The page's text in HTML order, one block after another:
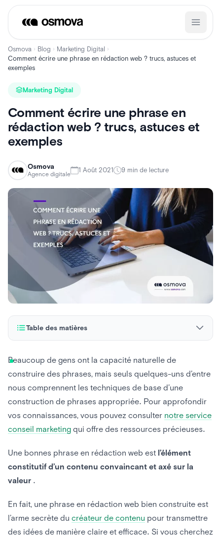
Aller
contenu
Osmova › Blog › Marketing Digital ›
Comment écrire une phrase en rédaction web ? trucs, astuces et
exemples
Marketing Digital
Comment écrire une phrase en
rédaction web ? trucs, astuces et
exemples
Osmova
Agence digitale
1 Août 2021 9 min de lecture
Table des matières
Éléments de construction de la phrase en rédaction web
Qu’est-ce qu’une bonne phrase en rédaction web ?
4 conseils pour rédiger de bonnes phrases en rédaction
web
plus
Beaucoup de gens ont la capacité naturelle de
construire des phrases, mais seuls quelques-uns d’entre
nous comprennent les techniques de base d’une
construction de phrases appropriée. Pour approfondir
vos connaissances, vous pouvez consulter notre service
conseil marketing qui offre des ressources précieuses.
Une bonnes phrase en rédaction web est l’élément
constitutif d’un contenu convaincant et axé sur la
valeur .
En fait, une phrase en rédaction web bien construite est
l’arme secrète du créateur de contenu pour transmettre
des idées de manière claire et efficace. Si vous cherchez